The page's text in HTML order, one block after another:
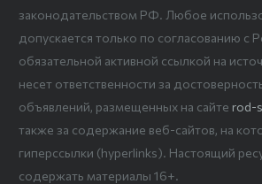
законодательством РФ. Любое
допускается только по согласованию с
обязательной активной ссылкой на
несет ответственности за
объявлений, размещенных на сайте rod-
также за содержание веб-сайтов, на
гиперссылки (hyperlinks). Настоящий
содержать материалы 16+.